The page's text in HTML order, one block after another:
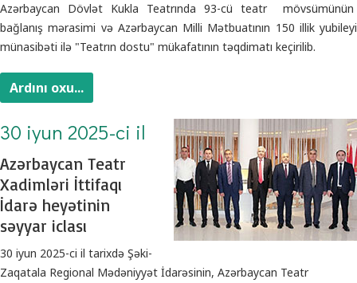
Azərbaycan Dövlət Kukla Teatrında 93-cü teatr mövsümünün
bağlanış mərasimi və Azərbaycan Milli Mətbuatının 150 illik yubileyi
münasibəti ilə "Teatrın dostu" mükafatının təqdimatı keçirilib.
Ardını oxu...
30 iyun 2025-ci il
Azərbaycan Teatr
Xadimləri İttifaqı
İdarə heyətinin
səyyar iclası
30 iyun 2025-ci il tarixdə Şəki-
Zaqatala Regional Mədəniyyət İdarəsinin, Azərbaycan Teatr